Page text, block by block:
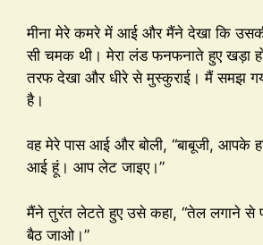
मीना मेरे कमरे में आई और मैंने देखा कि
सी चमक थी। मेरा लंड फनफनाते हुए खड़ा
तरफ देखा और धीरे से मुस्कुराई। मैं समझ
है।
वह मेरे पास आई और बोली, “बाबूजी, आपके
आई हूं। आप लेट जाइए।”
मैंने तुरंत लेटते हुए उसे कहा, “तेल लगाने से
बैठ जाओ।”